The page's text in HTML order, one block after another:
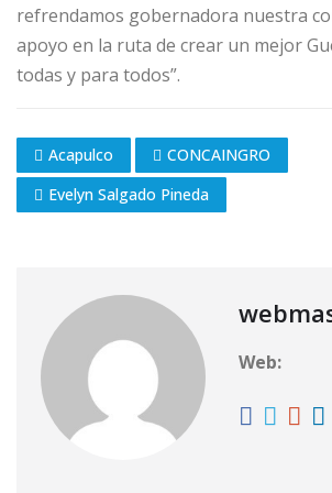
refrendamos gobernadora nuestra
apoyo en la ruta de crear un mejor
todas y para todos”.
Acapulco
CONCAINGRO
Evelyn Salgado Pineda
Web: